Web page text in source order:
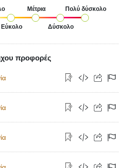
Εύκολο
Μέτρια
Δύσκολο
Πολύ δύσκολο
προφορές